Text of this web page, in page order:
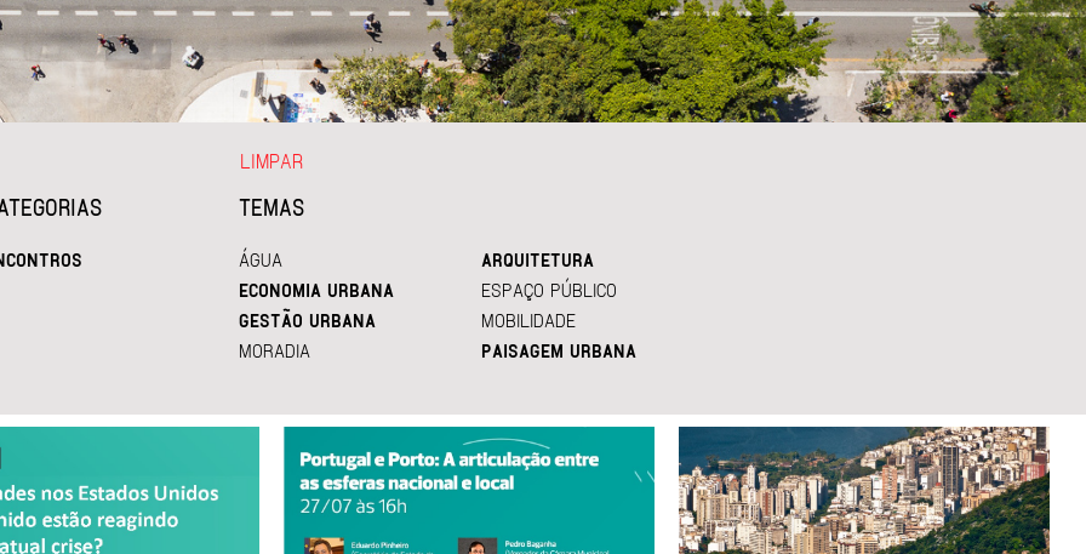
TEMAS
ÁGUA
ARQUITETURA
ECONOMIA URBANA
ESPAÇO PÚBLICO
GESTÃO URBANA
MOBILIDADE
MORADIA
PAISAGEM URBANA
LIMPAR